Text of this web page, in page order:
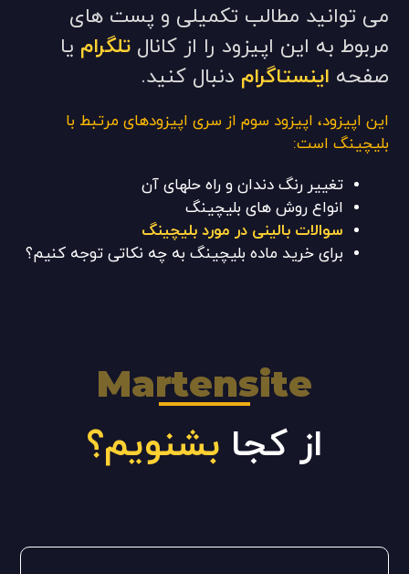
می توانید مطالب تکمیلی و پست های
مربوط به این اپیزود را از کانالتلگرام یا
صفحه اینستاگرام دنبال کنید.
این اپیزود، اپیزود سوم از سری اپیزودهای مرتبط با
بلیچینگ است:
تغییر رنگ دندان و راه حلهای آن
انواع روش های بلیچینگ
سوالات بالینی در مورد بلیچینگ
برای خرید ماده بلیچینگ به چه نکاتی توجه کنیم؟
Martensite
از کجابشنویم؟